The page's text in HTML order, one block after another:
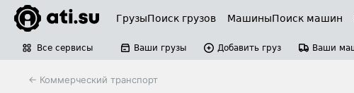
ГрузыПоиск грузов МашиныПоиск машин
Все сервисы Ваши грузы Добавить груз Ваши
← Коммерческий транспорт